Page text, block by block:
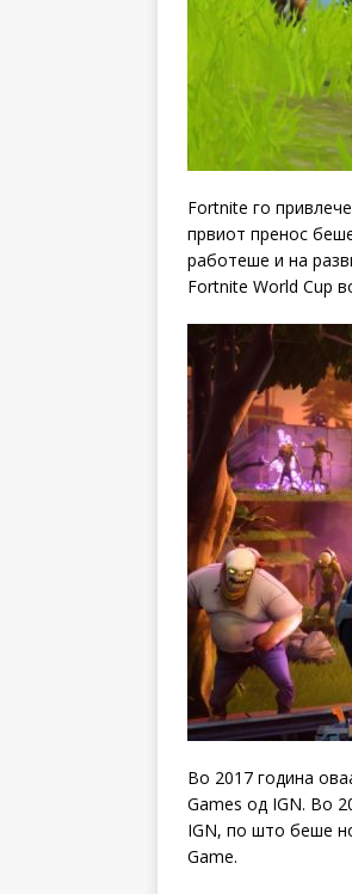
Fortnite го
првиот пренос
работеше и на
Fortnite World Cup
Во 2017 година
Games од IGN. Во
IGN, по што беше
Game.